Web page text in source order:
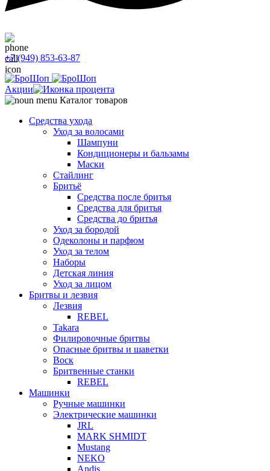
+7 (949) 853-63-87
Акции
Каталог товаров
Средства ухода
Уход за волосами
Шампуни
Кондиционеры и бальзамы
Маски
Стайлинг
Бритьё
Средства после бритья
Средства для бритья
Средства до бритья
Уход за бородой
Одеколоны и парфюм
Уход за телом
Наборы
Детская линия
Уход за лицом
Бритвы и лезвия
Лезвия
REBEL
Takara
Филировочные бритвы
Опасные бритвы и шаветки
Воск
Бритвенные станки
REBEL
Машинки
Ручные машинки
Электрические машинки
JRL
MARK SHMIDT
Mustang
NEKO
Andis